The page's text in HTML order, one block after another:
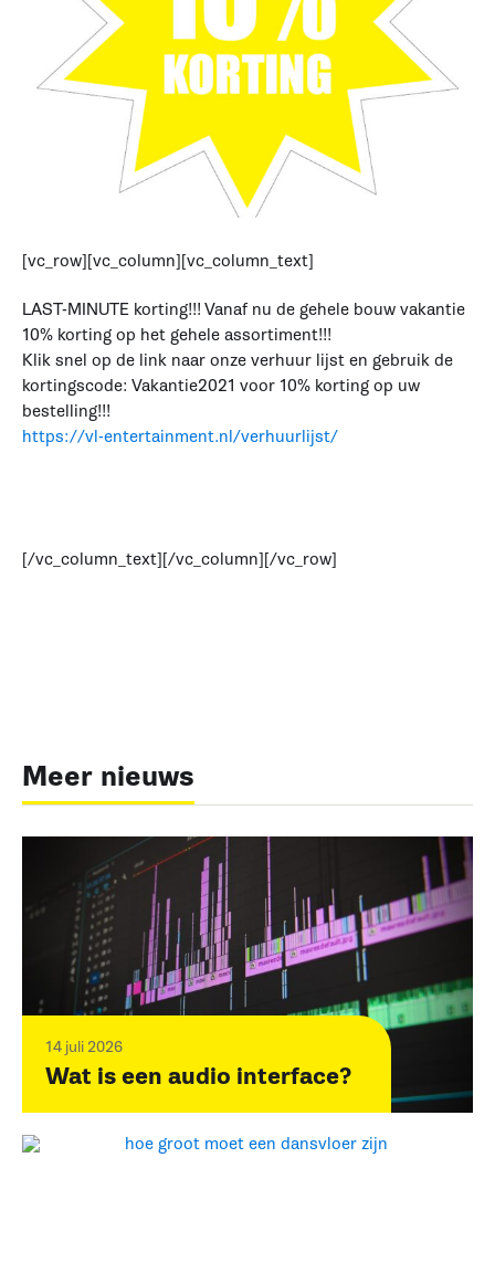
[vc_row][vc_column][vc_column_text]
LAST-MINUTE korting!!! Vanaf nu de gehele bouw vakantie
10% korting op het gehele assortiment!!!
Klik snel op de link naar onze verhuur lijst en gebruik de
kortingscode: Vakantie2021 voor 10% korting op uw
bestelling!!!
https://vl-entertainment.nl/verhuurlijst/
[/vc_column_text][/vc_column][/vc_row]
Meer nieuws
14 juli 2026
Wat is een audio interface?